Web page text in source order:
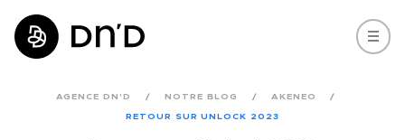
AGENCE DN'D NOTRE BLOG AKENEO
RETOUR SUR UNLOCK 2023